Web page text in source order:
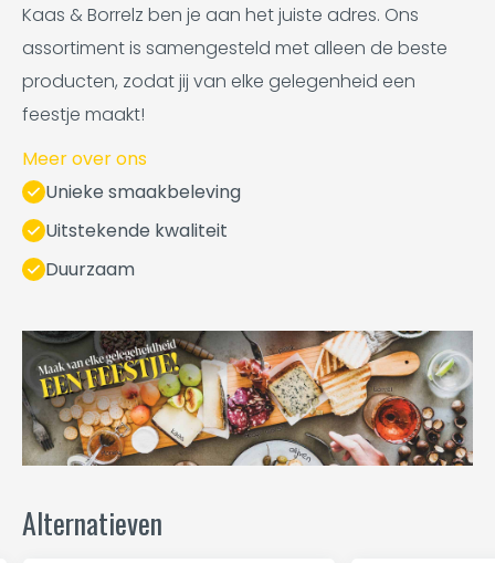
Kaas & Borrelz ben je aan het juiste adres. Ons
assortiment is samengesteld met alleen de beste
producten, zodat jij van elke gelegenheid een
feestje maakt!
Meer over ons
Unieke smaakbeleving
Uitstekende kwaliteit
Duurzaam
Alternatieven